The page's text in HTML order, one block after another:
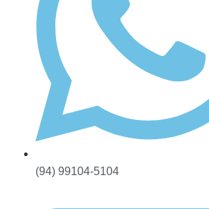
(94) 99104-5104